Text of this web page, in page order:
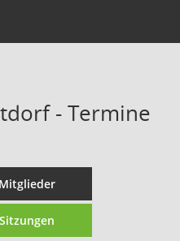
- Termine
Mitglieder
Sitzungen